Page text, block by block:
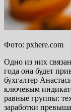
Фото: pxhere.com
Одно из них
года она будет
бухгалтер
ключевым
равные группы:
заработки